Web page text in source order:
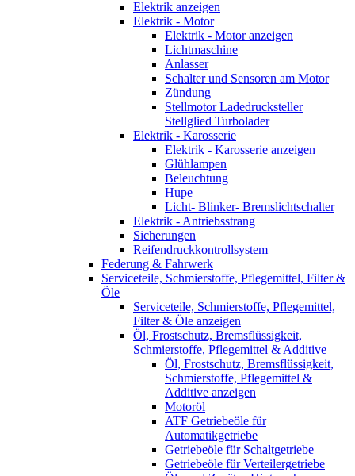
Elektrik anzeigen
Elektrik - Motor
Elektrik - Motor anzeigen
Lichtmaschine
Anlasser
Schalter und Sensoren am Motor
Zündung
Stellmotor Ladedrucksteller
Stellglied Turbolader
Elektrik - Karosserie
Elektrik - Karosserie anzeigen
Glühlampen
Beleuchtung
Hupe
Licht- Blinker- Bremslichtschalter
Elektrik - Antriebsstrang
Sicherungen
Reifendruckkontrollsystem
Federung & Fahrwerk
Serviceteile, Schmierstoffe, Pflegemittel, Filter &
Öle
Serviceteile, Schmierstoffe, Pflegemittel,
Filter & Öle anzeigen
Öl, Frostschutz, Bremsflüssigkeit,
Schmierstoffe, Pflegemittel & Additive
Öl, Frostschutz, Bremsflüssigkeit,
Schmierstoffe, Pflegemittel &
Additive anzeigen
Motoröl
ATF Getriebeöle für
Automatikgetriebe
Getriebeöle für Schaltgetriebe
Getriebeöle für Verteilergetriebe